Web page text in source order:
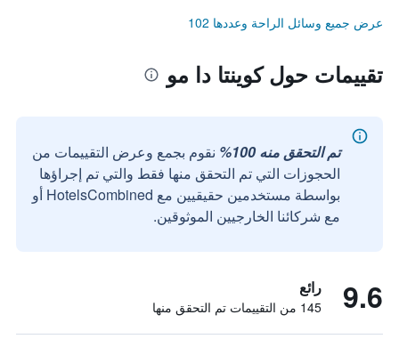
عرض جميع وسائل الراحة وعددها 102
تقييمات حول كوينتا دا مو
تم التحقق منه 100%
نقوم بجمع وعرض التقييمات من
الحجوزات التي تم التحقق منها فقط والتي تم إجراؤها
بواسطة مستخدمين حقيقيين مع HotelsCombined أو
مع شركائنا الخارجيين الموثوقين.
9.6 رائع
145 من التقييمات تم التحقق منها